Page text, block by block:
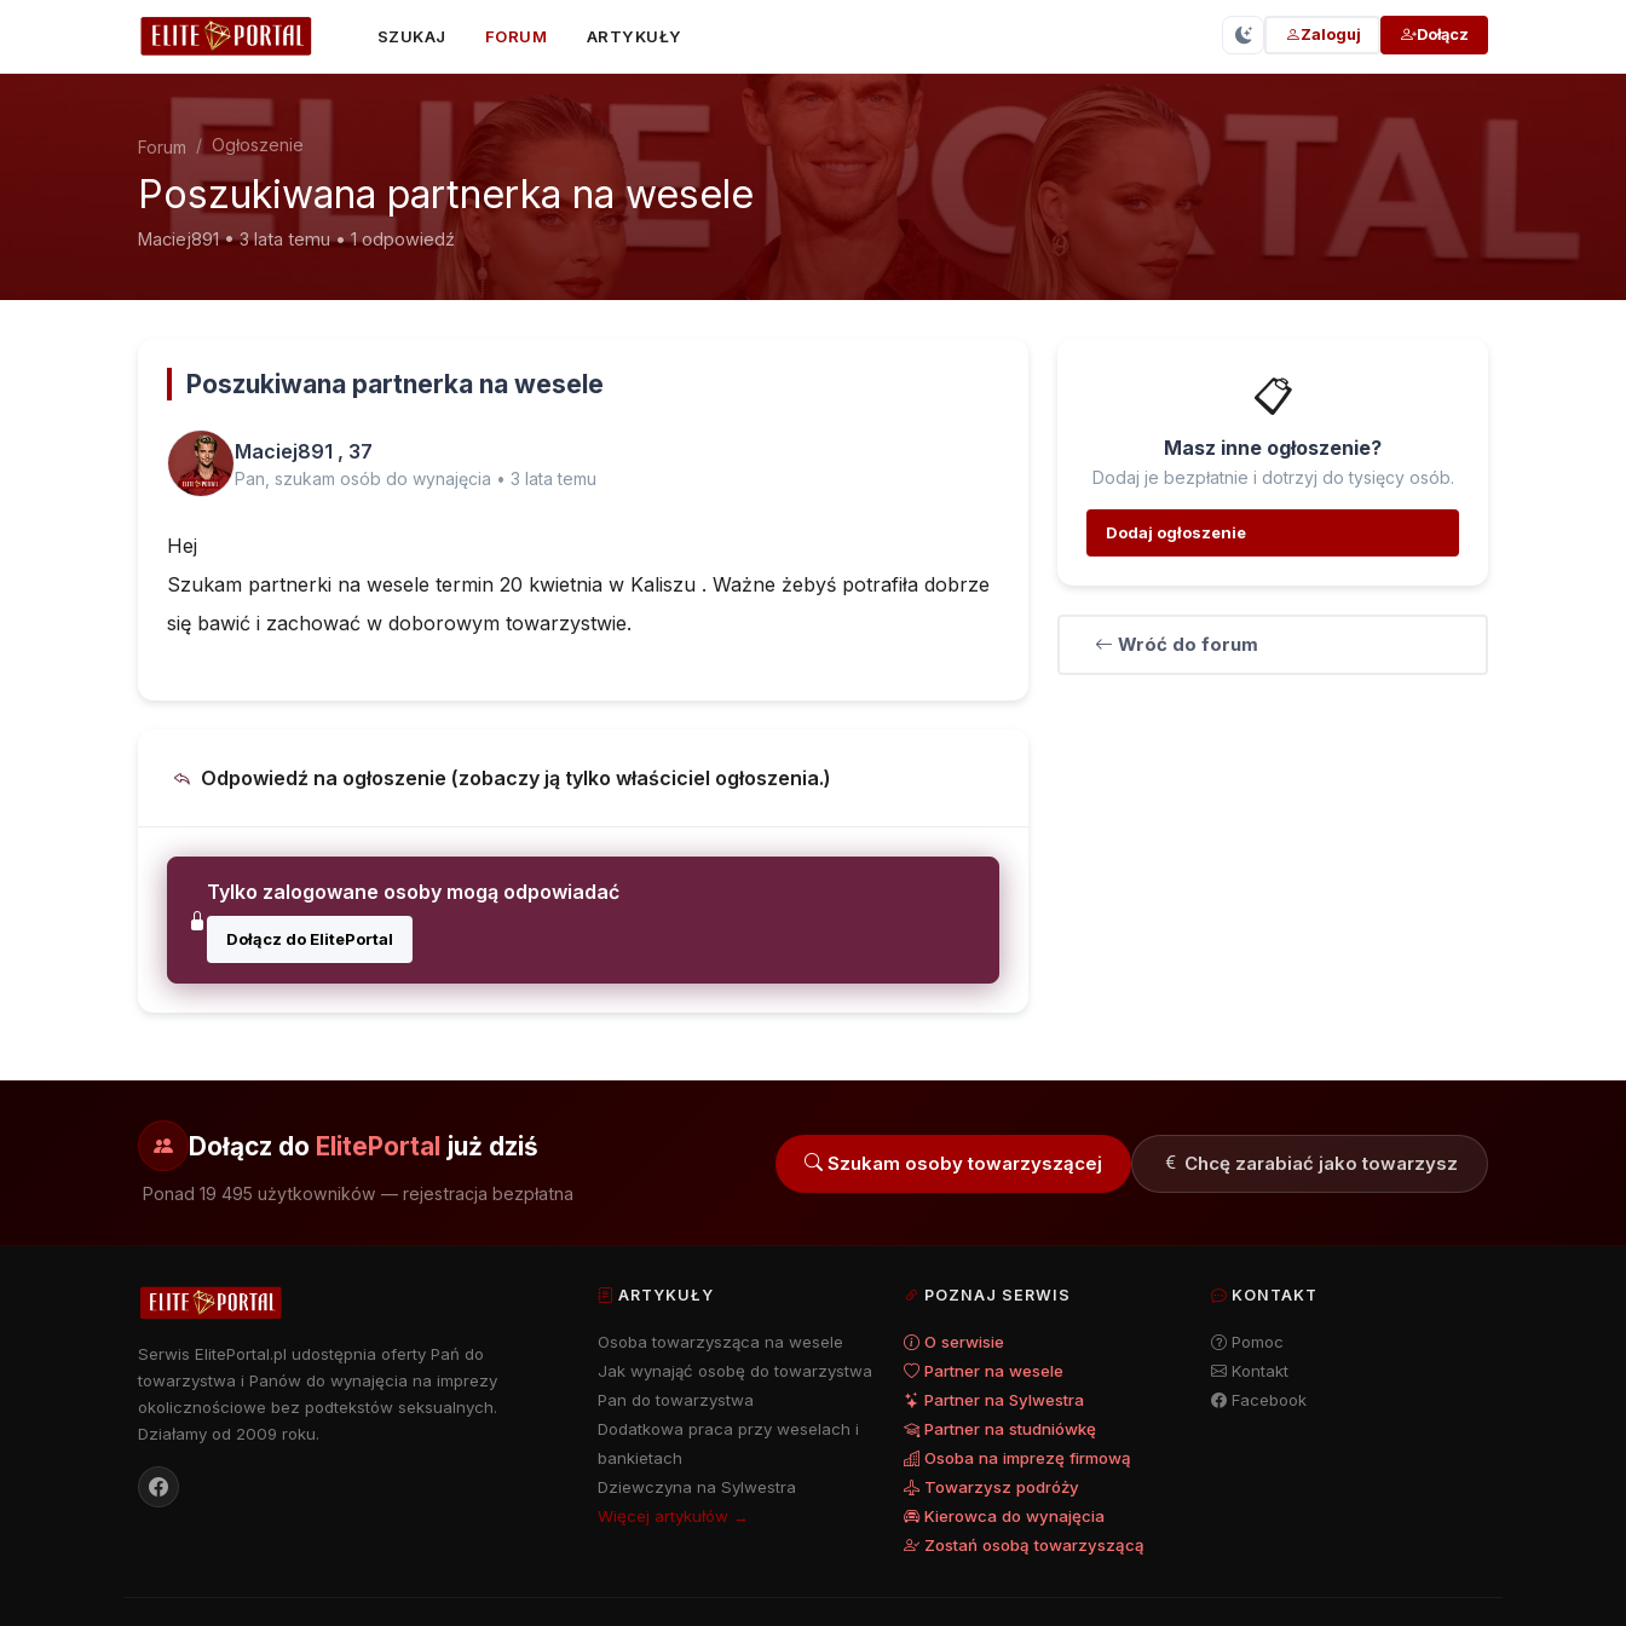
SZUKAJ FORUM ARTYKUŁY Zaloguj Dołącz
Forum Ogłoszenie
Poszukiwana partnerka na wesele
Maciej891 • 3 lata temu • 1 odpowiedź
Poszukiwana partnerka na wesele
Maciej891 , 37
Pan, szukam osób do wynajęcia • 3 lata temu
Hej
Szukam partnerki na wesele termin 20 kwietnia w Kaliszu . Ważne żebyś potrafiła dobrze
się bawić i zachować w doborowym towarzystwie.
Odpowiedź na ogłoszenie (zobaczy ją tylko właściciel ogłoszenia.)
Tylko zalogowane osoby mogą odpowiadać
Dołącz do ElitePortal
📋
Masz inne ogłoszenie?
Dodaj je bezpłatnie i dotrzyj do tysięcy osób.
Dodaj ogłoszenie
Wróć do forum
Dołącz do ElitePortal już dziś
Ponad 19 495 użytkowników — rejestracja bezpłatna
Szukam osoby towarzyszącej Chcę zarabiać jako towarzysz
Serwis ElitePortal.pl udostępnia oferty Pań do
towarzystwa i Panów do wynajęcia na imprezy
okolicznościowe bez podtekstów seksualnych.
Działamy od 2009 roku.
ARTYKUŁY
Osoba towarzysząca na wesele
Jak wynająć osobę do towarzystwa
Pan do towarzystwa
Dodatkowa praca przy weselach i
bankietach
Dziewczyna na Sylwestra
Więcej artykułów →
POZNAJ SERWIS
O serwisie
Partner na wesele
Partner na Sylwestra
Partner na studniówkę
Osoba na imprezę firmową
Towarzysz podróży
Kierowca do wynajęcia
Zostań osobą towarzyszącą
KONTAKT
Pomoc
Kontakt
Facebook